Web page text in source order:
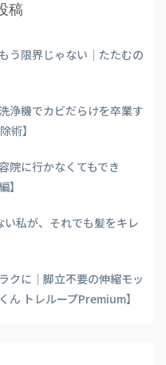
稿
う限界じゃない｜たたむの
浄機でカビだらけを卒業す
術】
院に行かなくてもでき
】
私が、それでも髪をキレ
クに｜脚立不要の伸縮モッ
ん トレループPremium】